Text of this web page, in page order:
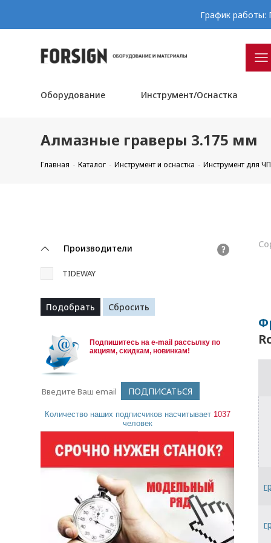
График работы:
Оборудование Инструмент/Оснастка
Алмазные граверы 3.175 мм
Главная Каталог Инструмент и оснастка Инструмент для
Производители ?
TIDEWAY
Подпишитесь на e-mail рассылку по
акциям, скидкам, новинкам!
Количество наших подписчиков насчитывает 1037
человек